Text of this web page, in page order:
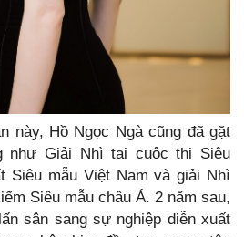
này, Hồ Ngọc Ngà cũng đã gặt
như Giải Nhì tại cuộc thi Siêu
Siêu mẫu Việt Nam và giải Nhì
Siêu mẫu châu Á. 2 năm sau,
sân sang sự nghiệp diễn xuất